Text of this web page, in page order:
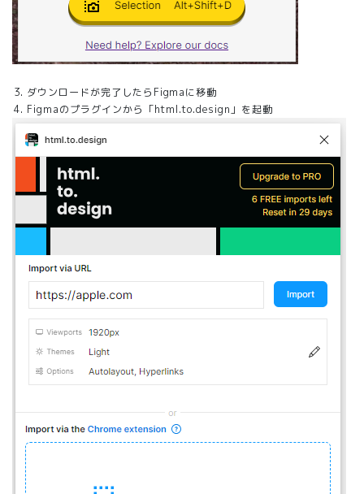
ダウンロードが完了したらFigmaに移動
Figmaのプラグインから「html.to.design 」を起動